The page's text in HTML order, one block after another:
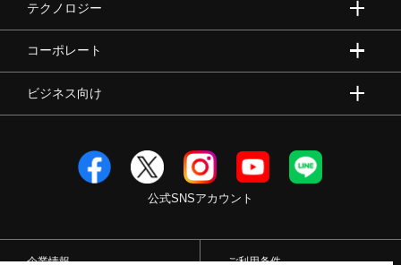
テクノロジー
コーポレート
ビジネス向け
公式SNSアカウント
企業情報 ご利用条件